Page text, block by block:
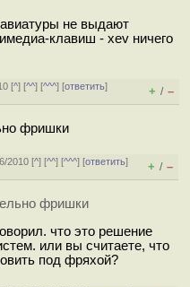
не выдают
клавиш - xev ничего
[^] [^^] [^^^] [ответить]
+ / –
фришки
2010 [^] [^^] [^^^] [ответить]
+ / –
фришки
что это решение
или вы считаете, что
под фряхой?